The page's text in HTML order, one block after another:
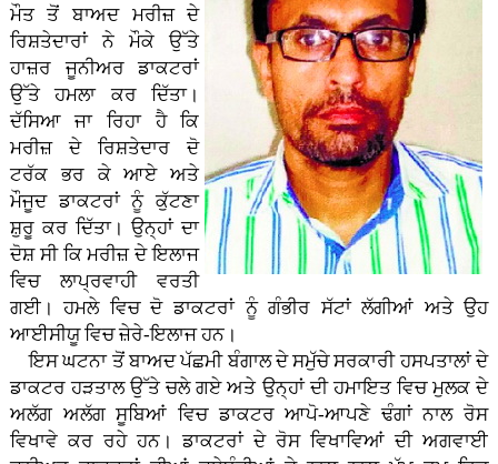
ਮੌਤ ਤੋਂ ਬਾਅਦ ਮਰੀਜ਼ ਦੇ
ਰਿਸ਼ਤੇਦਾਰਾਂ ਨੇ ਮੌਕੇ ਉੱਤੇ
ਹਾਜ਼ਰ ਜੂਨੀਅਰ ਡਾਕਟਰਾਂ
ਉੱਤੇ ਹਮਲਾ ਕਰ ਦਿੱਤਾ।
ਦੱਸਿਆ ਜਾ ਰਿਹਾ ਹੈ ਕਿ
ਮਰੀਜ਼ ਦੇ ਰਿਸ਼ਤੇਦਾਰ ਦੋ
ਟਰੱਕ ਭਰ ਕੇ ਆਏ ਅਤੇ
ਮੌਜੂਦ ਡਾਕਟਰਾਂ ਨੂੰ ਕੁੱਟਣਾ
ਸ਼ੁਰੂ ਕਰ ਦਿੱਤਾ। ਉਨ੍ਹਾਂ ਦਾ
ਦੋਸ਼ ਸੀ ਕਿ ਮਰੀਜ਼ ਦੇ ਇਲਾਜ
ਵਿਚ ਲਾਪ੍ਰਵਾਹੀ ਵਰਤੀ
ਗਈ। ਹਮਲੇ ਵਿਚ ਦੋ ਡਾਕਟਰਾਂ ਨੂੰ ਗੰਭੀਰ ਸੱਟਾਂ ਲੱਗੀਆਂ ਅਤੇ ਉਹ
ਆਈਸੀਯੂ ਵਿਚ ਜ਼ੇਰੇ-ਇਲਾਜ ਹਨ।
ਇਸ ਘਟਨਾ ਤੋਂ ਬਾਅਦ ਪੱਛਮੀ ਬੰਗਾਲ ਦੇ ਸਮੁੱਚੇ ਸਰਕਾਰੀ ਹਸਪਤਾਲਾਂ ਦੇ
ਡਾਕਟਰ ਹੜਤਾਲ ਉੱਤੇ ਚਲੇ ਗਏ ਅਤੇ ਉਨ੍ਹਾਂ ਦੀ ਹਮਾਇਤ ਵਿਚ ਮੁਲਕ ਦੇ
ਅਲੱਗ ਅਲੱਗ ਸੂਬਿਆਂ ਵਿਚ ਡਾਕਟਰ ਆਪੋ-ਆਪਣੇ ਢੰਗਾਂ ਨਾਲ ਰੋਸ
ਵਿਖਾਵੇ ਕਰ ਰਹੇ ਹਨ। ਡਾਕਟਰਾਂ ਦੇ ਰੋਸ ਵਿਖਾਵਿਆਂ ਦੀ ਅਗਵਾਈ